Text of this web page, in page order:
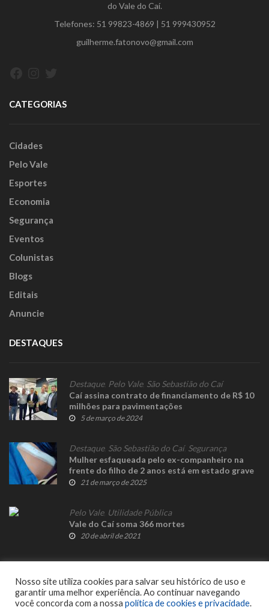
do Vale do Caí.
Telefones: 51 99823-4869 | 51 999430952
guilherme.fatonovo@gmail.com
CATEGORIAS
Cidades
Pelo Vale
Esportes
Economia
Segurança
Eventos
Colunistas
Blogs
Editais
Anuncie
DESTAQUES
Destaque, Pelo Vale, São Sebastião do Caí
Caí assina contrato de financiamento de R$ 10
milhões para pavimentações
5 de março de 2024
Destaque, São Sebastião do Caí, Segurança
Mulher esfaqueada pelo ex-companheiro na
frente do filho de 2 anos está em estado grave
21 de março de 2025
Pelo Vale, Utilidade Pública
Vale do Caí soma 366 mortes
20 de abril de 2021
Nosso site utiliza cookies para salvar seu histórico de uso e
garantir uma melhor experiência. Ao continuar navegando
você concorda com a nossa política de cookies e privacidade.